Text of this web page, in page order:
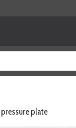
plate